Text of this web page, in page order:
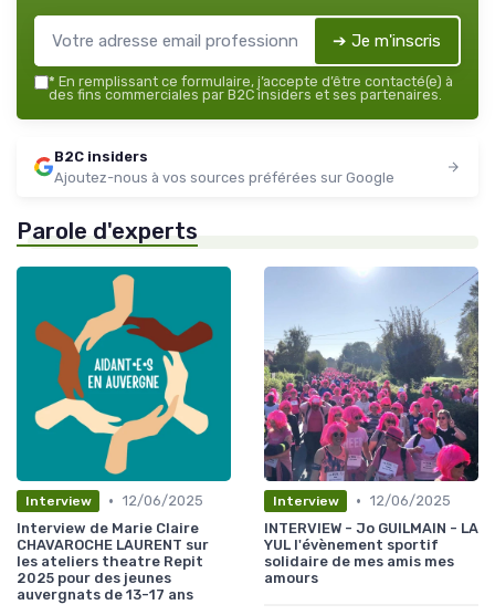
➔ Je m'inscris
* En remplissant ce formulaire, j’accepte d’être contacté(e) à
des fins commerciales par B2C insiders et ses partenaires.
B2C insiders
Ajoutez-nous à vos sources préférées sur Google
Parole d'experts
Interview • 12/06/2025
Interview de Marie Claire
CHAVAROCHE LAURENT sur
les ateliers theatre Repit
2025 pour des jeunes
auvergnats de 13-17 ans
Interview • 12/06/2025
INTERVIEW - Jo GUILMAIN - LA
YUL l'évènement sportif
solidaire de mes amis mes
amours